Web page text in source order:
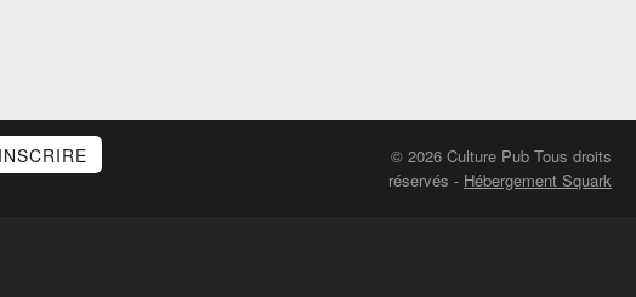
© 2026 Culture Pub Tous droits
réservés - Hébergement Squark